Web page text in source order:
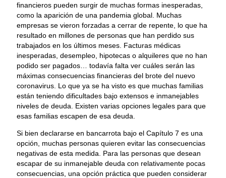
financieros pueden surgir de muchas formas inesperadas,
como la aparición de una pandemia global. Muchas
empresas se vieron forzadas a cerrar de repente, lo que ha
resultado en millones de personas que han perdido sus
trabajados en los últimos meses. Facturas médicas
inesperadas, desempleo, hipotecas o alquileres que no han
podido ser pagados… todavía falta ver cuáles serán las
máximas consecuencias financieras del brote del nuevo
coronavirus. Lo que ya se ha visto es que muchas familias
están teniendo dificultades bajo extensos e inmanejables
niveles de deuda. Existen varias opciones legales para que
esas familias escapen de esa deuda.
Si bien declararse en bancarrota bajo el Capítulo 7 es una
opción, muchas personas quieren evitar las consecuencias
negativas de esta medida. Para las personas que desean
escapar de su inmanejable deuda con relativamente pocas
consecuencias, una opción práctica que pueden considerar